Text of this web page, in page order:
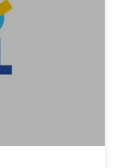
garantindo